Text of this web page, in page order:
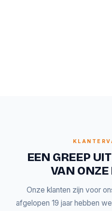
EEN GREEP
VAN
Onze klanten zijn voor
afgelopen 19 jaar hebben